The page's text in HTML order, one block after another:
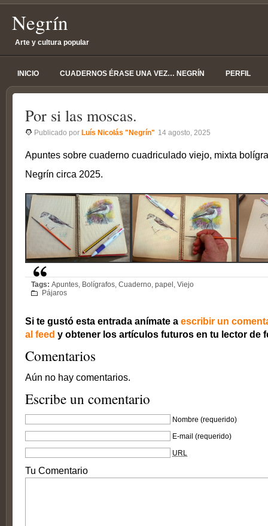
Negrín
Arte y cultura popular
INICIO CUADERNOS ÉRASE UNA VEZ… NEGRÍN PERFIL
Por si las moscas.
Publicado por Luís Nicolás "Negrín" 14 agosto, 2025
Apuntes sobre cuaderno cuadriculado viejo, mixta
Negrín circa 2025.
Tags: Apuntes, Bolígrafos, Cuaderno, papel , Viejo
Pájaros
Si te gustó esta entrada anímate a escribir un
al feed y obtener los artículos futuros en tu lector de
Comentarios
Aún no hay comentarios.
Escribe un comentario
Nombre (requerido)
E-mail (requerido)
URL
Tu Comentario